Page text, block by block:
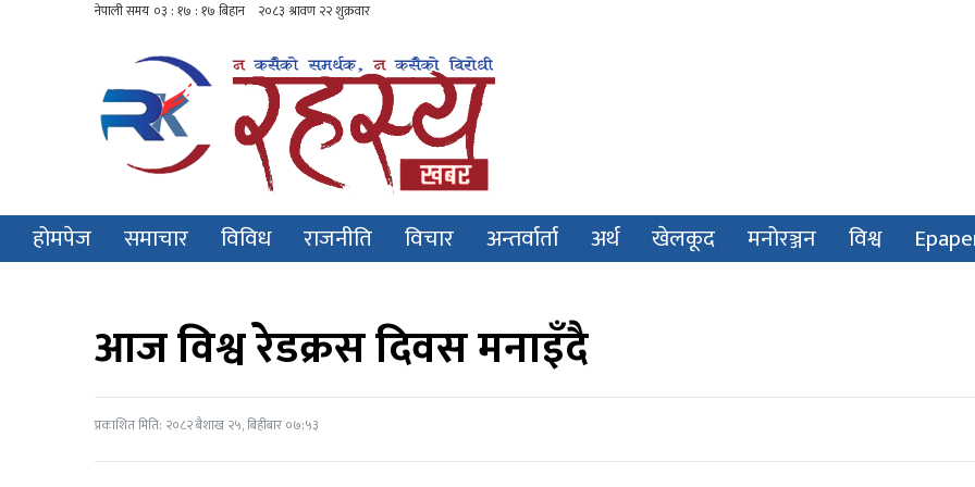
होमपेज समाचार विविध राजनीति विचार अन्तर्वार्ता अर्थ खेलकूद मनोरञ्जन विश्व
आज विश्व रेडक्रस दिवस मनाइँदै
प्रकाशित मिति: २०८२ बैशाख २५, बिहीबार ०७:५३